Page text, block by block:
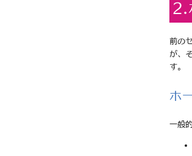
2.
前の
が、
す。
ホ
一般